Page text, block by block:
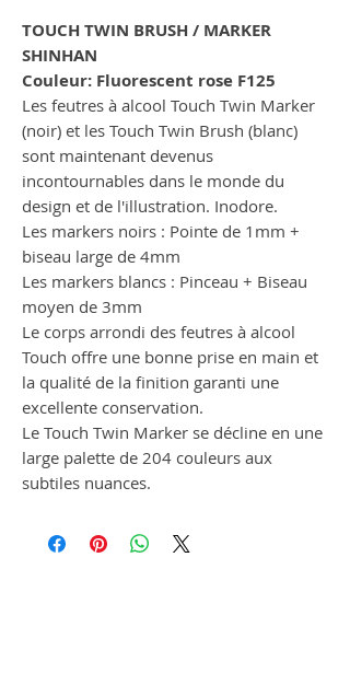
TOUCH TWIN BRUSH / MARKER
SHINHAN
Couleur: Fluorescent rose F125
Les feutres à alcool Touch Twin Marker
(noir) et les Touch Twin Brush (blanc)
sont maintenant devenus
incontournables dans le monde du
design et de l'illustration. Inodore.
Les markers noirs : Pointe de 1mm +
biseau large de 4mm
Les markers blancs : Pinceau + Biseau
moyen de 3mm
Le corps arrondi des feutres à alcool
Touch offre une bonne prise en main et
la qualité de la finition garanti une
excellente conservation.
Le Touch Twin Marker se décline en une
large palette de 204 couleurs aux
subtiles nuances.